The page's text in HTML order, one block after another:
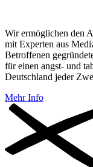
Wir ermöglichen den
mit Experten aus
Betroffenen
für einen angst- und
Deutschland jeder
Mehr Info